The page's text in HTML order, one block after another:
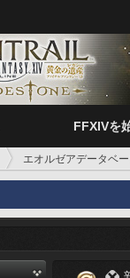
FFXIVを
エオルゼアデータベ